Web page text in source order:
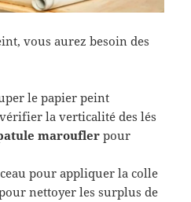
vous aurez besoin des
le papier peint
la verticalité des lés
maroufler pour
pour appliquer la colle
nettoyer les surplus de